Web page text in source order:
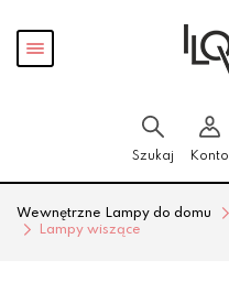
Pokaż
menu
Szukaj Konto
Wewnętrzne Lampy do domu
Lampy wiszące